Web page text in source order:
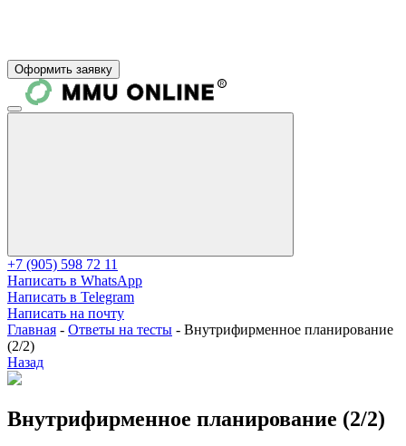
Оформить заявку
+7 (905) 598 72 11
Написать в WhatsApp
Написать в Telegram
Написать на почту
Главная - Ответы на тесты - Внутрифирменное планирование
(2/2)
Назад
Внутрифирменное планирование (2/2)